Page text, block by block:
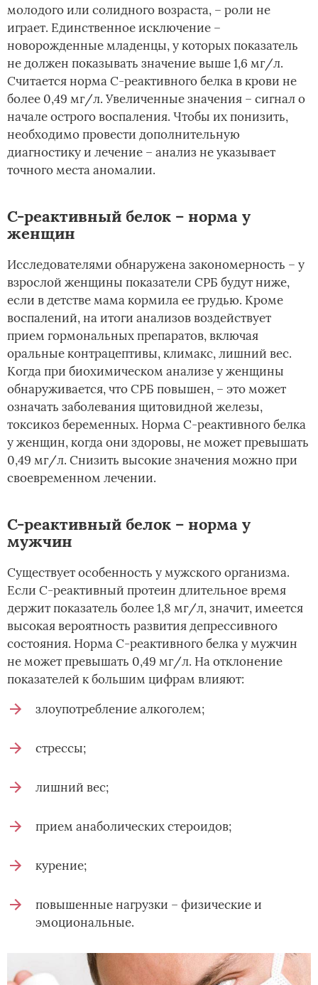
молодого или солидного возраста, – роли не
играет. Единственное исключение –
новорожденные младенцы, у которых показатель
не должен показывать значение выше 1,6 мг/л.
Считается норма С-реактивного белка в крови не
более 0,49 мг/л. Увеличенные значения – сигнал о
начале острого воспаления. Чтобы их понизить,
необходимо провести дополнительную
диагностику и лечение – анализ не указывает
точного места аномалии.
С-реактивный белок – норма у
женщин
Исследователями обнаружена закономерность – у
взрослой женщины показатели СРБ будут ниже,
если в детстве мама кормила ее грудью. Кроме
воспалений, на итоги анализов воздействует
прием гормональных препаратов, включая
оральные контрацептивы, климакс, лишний вес.
Когда при биохимическом анализе у женщины
обнаруживается, что СРБ повышен, – это может
означать заболевания щитовидной железы,
токсикоз беременных. Норма С-реактивного белка
у женщин, когда они здоровы, не может превышать
0,49 мг/л. Снизить высокие значения можно при
своевременном лечении.
С-реактивный белок – норма у
мужчин
Существует особенность у мужского организма.
Если С-реактивный протеин длительное время
держит показатель более 1,8 мг/л, значит, имеется
высокая вероятность развития депрессивного
состояния. Норма С-реактивного белка у мужчин
не может превышать 0,49 мг/л. На отклонение
показателей к большим цифрам влияют:
злоупотребление алкоголем;
стрессы;
лишний вес;
прием анаболических стероидов;
курение;
повышенные нагрузки – физические и
эмоциональные.